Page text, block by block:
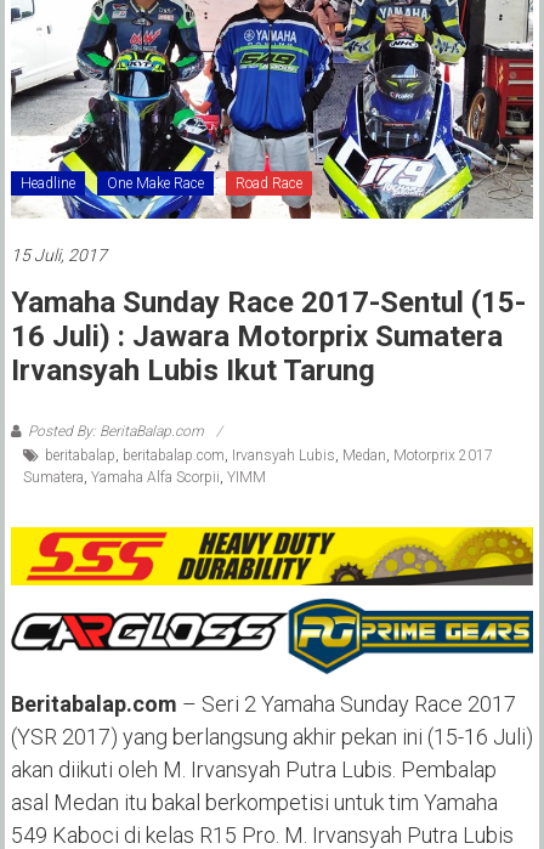
Headline One Make Race Road Race
15 Juli, 2017
Yamaha Sunday Race 2017-Sentul (15-
16 Juli) : Jawara Motorprix Sumatera
Irvansyah Lubis Ikut Tarung
Posted By: BeritaBalap.com
beritabalap, beritabalap.com, Irvansyah Lubis, Medan, Motorprix 2017
Sumatera, Yamaha Alfa Scorpii, YIMM
Beritabalap.com – Seri 2 Yamaha Sunday Race 2017
(YSR 2017) yang berlangsung akhir pekan ini (15-16 Juli)
akan diikuti oleh M. Irvansyah Putra Lubis. Pembalap
asal Medan itu bakal berkompetisi untuk tim Yamaha
549 Kaboci di kelas R15 Pro. M. Irvansyah Putra Lubis